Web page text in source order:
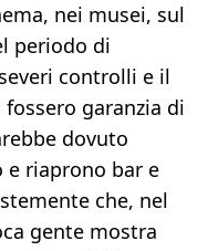
nei musei, sul
periodo di
controlli e il
garanzia di
dovuto
e riaprono bar e
che, nel
gente mostra